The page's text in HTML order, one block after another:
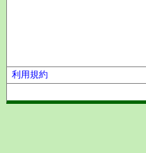
利用規約